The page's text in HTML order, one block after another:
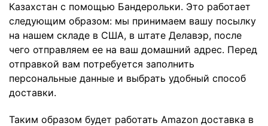
Казахстан с помощью Бандерольки. Это работает
следующим образом: мы принимаем вашу посылку
на нашем складе в США, в штате Делавэр, после
чего отправляем ее на ваш домашний адрес. Перед
отправкой вам потребуется заполнить
персональные данные и выбрать удобный способ
доставки.
Таким образом будет работать Amazon доставка в